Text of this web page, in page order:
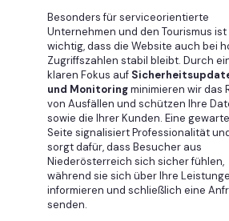
Besonders für serviceorientierte
Unternehmen und den Tourismus ist
wichtig, dass die Website auch bei
Zugriffszahlen stabil bleibt. Durch
klaren Fokus auf
und Monitoringminimieren wir das
von Ausfällen und schützen Ihre
sowie die Ihrer Kunden. Eine
Seite signalisiert Professionalität
sorgt dafür, dass Besucher aus
Niederösterreich sich sicher fühlen,
während sie sich über Ihre
informieren und schließlich eine
senden.